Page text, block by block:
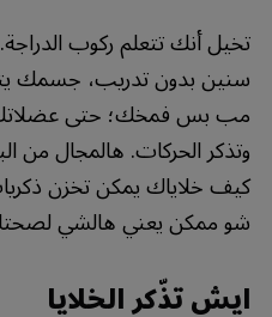
تخيل أنك تتعلم ركوب
سنين بدون تدريب، جسمك
مب بس فمخك؛ حتى
وتذكر الحركات. هالمجال
كيف خلاياك يمكن تخزن
شو ممكن يعني هالشي
ايش تذّكر الخلايا